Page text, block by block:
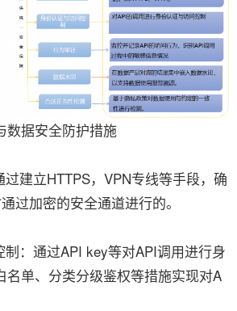
数据安全防护措施
建立HTTPS，VPN专线等手段，确
过加密的安全通道进行的。
：通过API key等对API调用进行身
名单、分类分级鉴权等措施实现对A